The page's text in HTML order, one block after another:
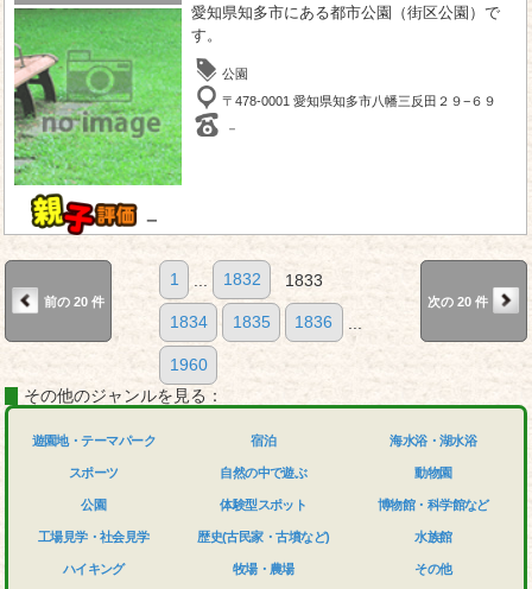
－
愛知県知多市にある都市公園（街区公園）で
す。
公園
〒478-0001 愛知県知多市八幡三反田２９−６９
－
前の 20 件
1 1832 1833
1834 1835 1836
1960
次の 20 件
その他のジャンルを見る：
遊園地・テーマパーク
スポーツ
公園
工場見学・社会見学
ハイキング
宿泊
自然の中で遊ぶ
体験型スポット
歴史(古民家・古墳など)
牧場・農場
海水浴・湖水浴
動物園
博物館・科学館など
水族館
その他